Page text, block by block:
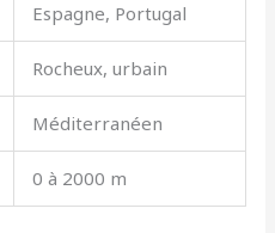
Espagne, Portugal
Rocheux, urbain
Méditerranéen
0 à 2000 m